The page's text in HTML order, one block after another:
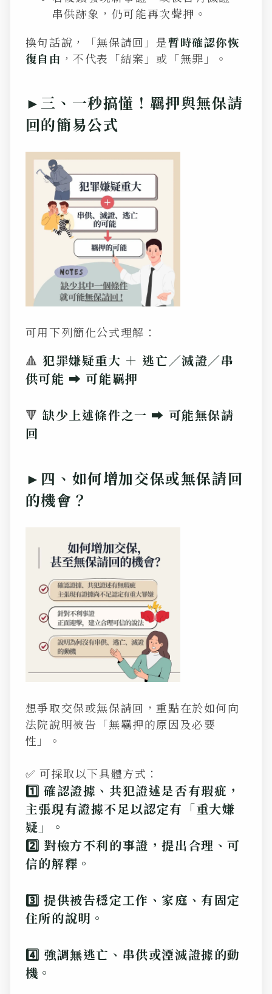
串供跡象，仍可能再次聲押。
換句話說，「無保請回」是暫時確認你恢
復自由 ，不代表「結案」或「無罪」。
►三、一秒搞懂！羈押與無保請
回的簡易公式
可用下列簡化公式理解：
🔺犯罪嫌疑重大 ＋ 逃亡／滅證／串
供可能 ➡️ 可能羈押
🔻缺少上述條件之一 ➡️ 可能無保請
回
►四、如何增加交保或無保請回
的機會？
想爭取交保或無保請回，重點在於如何向
法院說明被告「無羈押的原因及必要
性」。
✅ 可採取以下具體方式：
1️⃣ 確認證據、共犯證述是否有瑕疵，
主張現有證據不足以認定有「重大嫌
疑」。
2️⃣ 對檢方不利的事證，提出合理、可
信的解釋。
3️⃣ 提供被告穩定工作、家庭、有固定
住所的說明。
4️⃣ 強調無逃亡、串供或湮滅證據的動
機。